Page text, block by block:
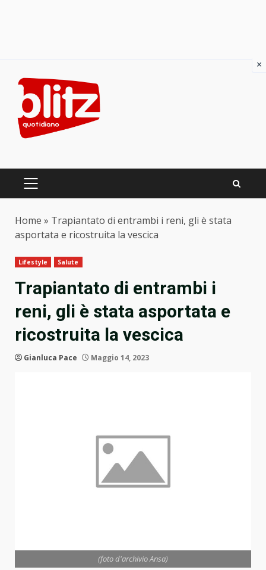
content
PRIMARY
Home » Trapiantato di entrambi i reni, gli è stata
asportata e ricostruita la vescica
Lifestyle Salute
Trapiantato di entrambi i
reni, gli è stata asportata e
ricostruita la vescica
Gianluca Pace Maggio 14, 2023
(foto d'archivio Ansa)
×